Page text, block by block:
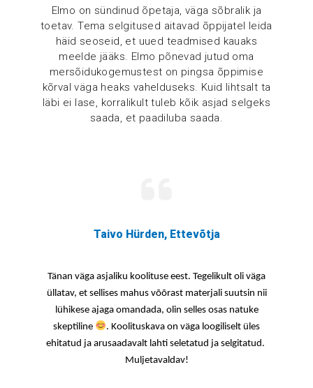
Elmo on sündinud õpetaja, väga sõbralik ja
toetav. Tema selgitused aitavad õppijatel leida
häid seoseid, et uued teadmised kauaks
meelde jääks. Elmo põnevad jutud oma
mersõidukogemustest on pingsa õppimise
kõrval väga heaks vahelduseks. Kuid lihtsalt ta
läbi ei lase, korralikult tuleb kõik asjad selgeks
saada, et paadiluba saada.
Taivo Hürden, Ettevõtja
Tänan väga asjaliku koolituse eest. Tegelikult oli väga
üllatav, et sellises mahus võõrast materjali suutsin nii
lühikese ajaga omandada, olin selles osas natuke
skeptiline
. Koolituskava on väga loogiliselt üles
ehitatud ja arusaadavalt lahti seletatud ja selgitatud.
Muljetavaldav!